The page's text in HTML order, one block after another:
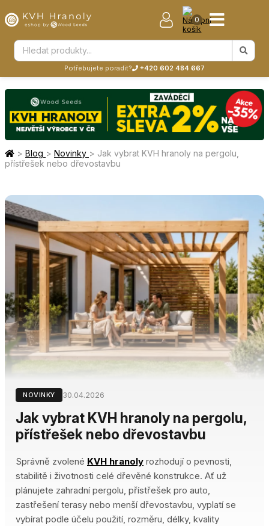
0
Potřebujete poradit? +420 602 484 667
> Blog > Novinky > Jak vybrat KVH hranoly na pergolu,
přístřešek nebo dřevostavbu
NOVINKY 30.04.2026
Jak vybrat KVH hranoly na pergolu,
přístřešek nebo dřevostavbu
Správně zvolené KVH hranoly rozhodují o pevnosti,
stabilitě i životnosti celé dřevěné konstrukce. Ať už
plánujete zahradní pergolu, přístřešek pro auto,
zastřešení terasy nebo menší dřevostavbu, vyplatí se
vybírat podle účelu použití, rozměru, délky, kvality